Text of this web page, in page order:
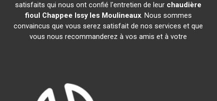
satisfaits qui nous ont confié l'entretien de leur chaudière
fioul Chappee Issy les Moulineaux. Nous sommes
convaincus que vous serez satisfait de nos services et que
vous nous recommanderez à vos amis et à votre